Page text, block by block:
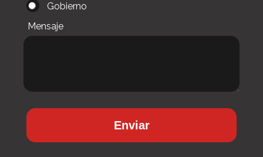
Gobierno
Mensaje
Enviar